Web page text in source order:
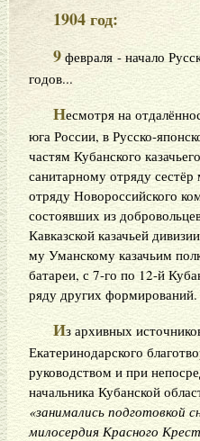
1904 год:
9 февраля - начало
годов...
Несмотря на
юга России, в Русско-
частям Кубанского
санитарному отряду
отряду Новороссийского
состоявших из
Кавказской казачьей
му Уманскому казачьим
батареи, с 7-го по 12-й
ряду других формирований.
Из архивных
Екатеринодарского
руководством и при
начальника Кубанской
«занимались подготовкой
милосердия Красного